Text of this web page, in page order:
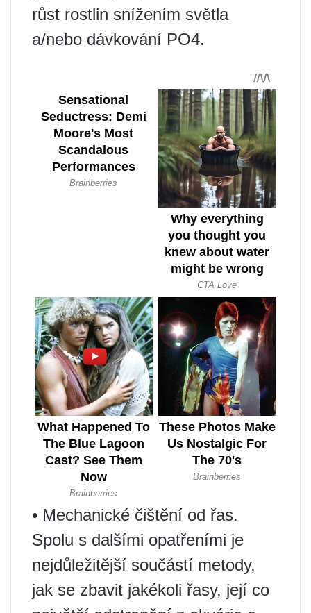
růst rostlin snížením světla
a/nebo dávkování PO4.
• Mechanické čištění od řas.
Spolu s dalšími opatřeními je
nejdůležitější součástí metody,
jak se zbavit jakékoli řasy, její co